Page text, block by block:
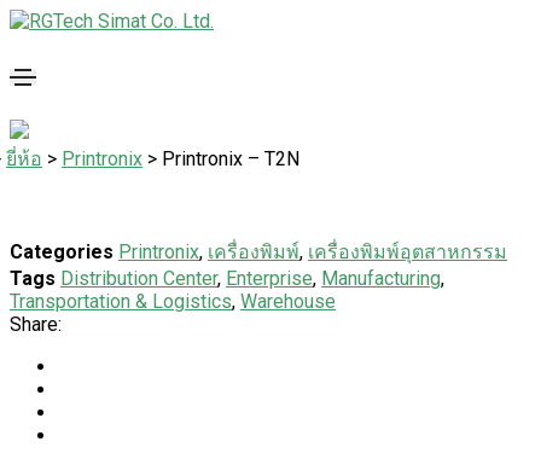
ยี่ห้อ > Printronix > Printronix – T2N
Categories Printronix, เครื่องพิมพ์, เครื่องพิมพ์อุตสาหกรรม
Tags Distribution Center, Enterprise, Manufacturing,
Transportation & Logistics, Warehouse
Share: